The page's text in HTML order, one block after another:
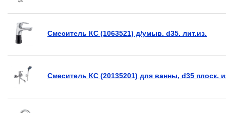
Смеситель КС (1063521) д/умыв. d35. лит.из.
Смеситель КС (20135201) для ванны, d35 плоск.